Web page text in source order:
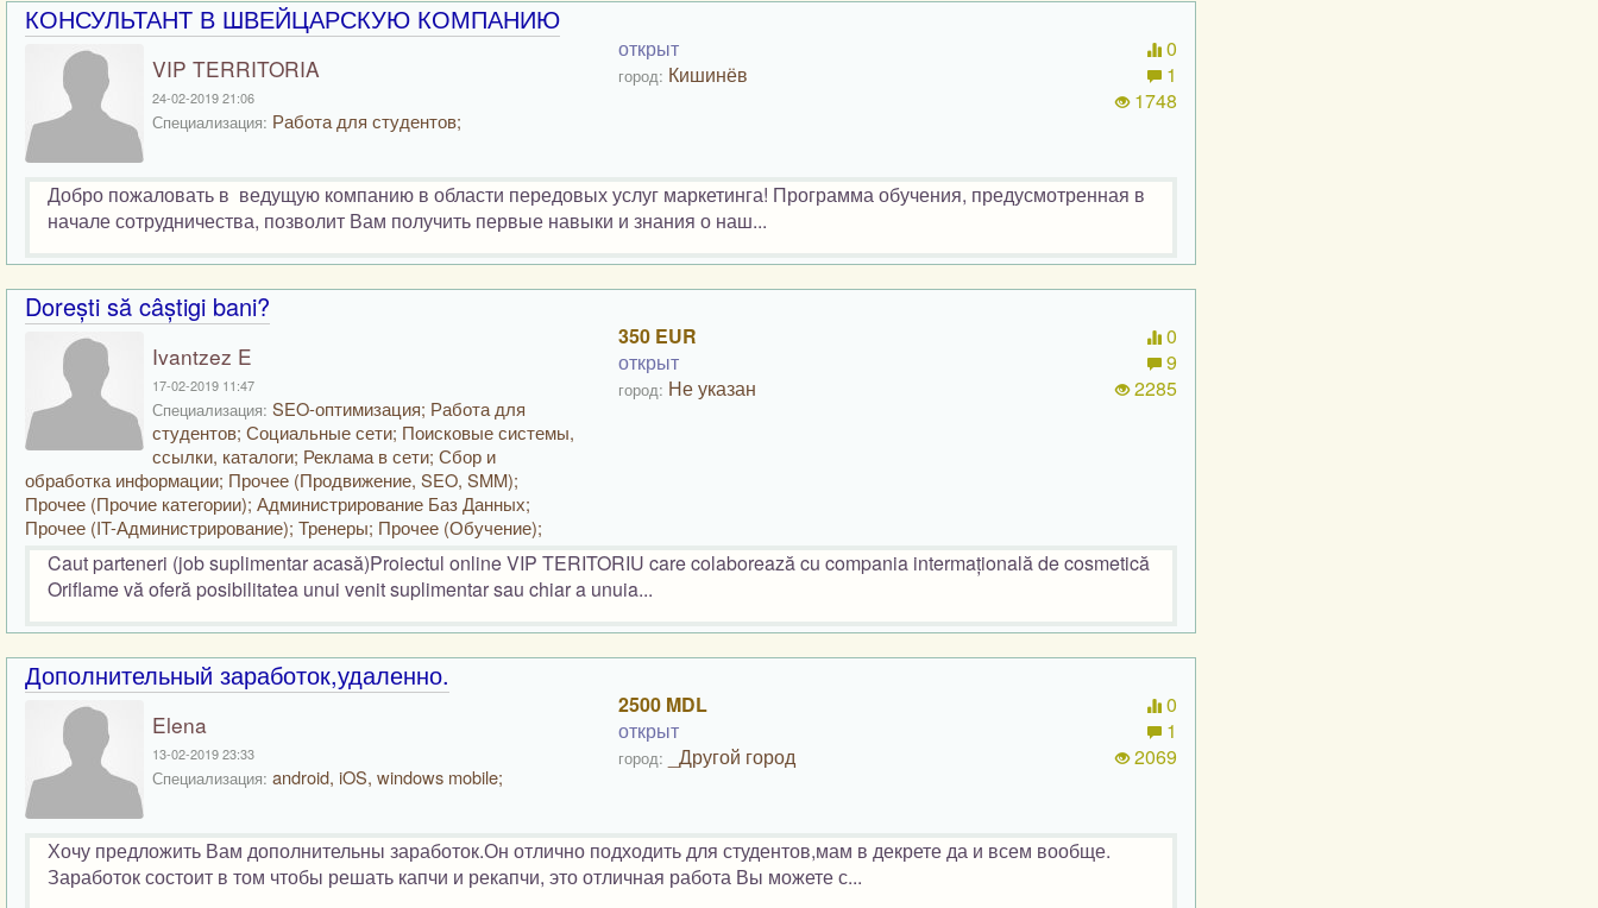
КОНСУЛЬТАНТ В ШВЕЙЦАРСКУЮ КОМПАНИЮ
VIP TERRITORIA
24-02-2019 21:06
Специализация: Работа для студентов;
открыт
город: Кишинёв
0
1
1748
Добро пожаловать в ведущую компанию в области передовых услуг маркетинга! Программа обучения, предусмотренная в
начале сотрудничества, позволит Вам получить первые навыки и знания о наш...
Dorești să câștigi bani?
Ivantzez E
17-02-2019 11:47
Специализация: SEO-оптимизация; Работа для
студентов; Социальные сети; Поисковые системы,
ссылки, каталоги; Реклама в сети; Сбор и
обработка информации; Прочее (Продвижение, SEO, SMM);
Прочее (Прочие категории); Администрирование Баз Данных;
Прочее (IT-Администрирование); Тренеры; Прочее (Обучение);
350 EUR
открыт
город: Не указан
0
9
2285
Caut parteneri (job suplimentar acasă)Proiectul online VIP TERITORIU care colaborează cu compania intermațională de cosmetică
Oriflame vă oferă posibilitatea unui venit suplimentar sau chiar a unuia...
Дополнительный заработок,удаленно.
Elena
13-02-2019 23:33
Специализация: android, iOS, windows mobile;
2500 MDL
открыт
город: _Другой город
0
1
2069
Хочу предложить Вам дополнительны заработок.Он отлично подходить для студентов,мам в декрете да и всем вообще.
Заработок состоит в том чтобы решать капчи и рекапчи, это отличная работа Вы можете с...